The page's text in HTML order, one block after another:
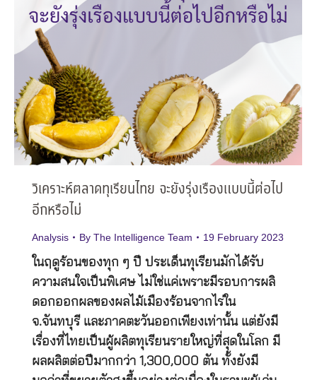
วิเคราะห์ตลาดทุเรียนไทย จะยังรุ่งเรืองแบบนี้ต่อไป
อีกหรือไม่
Analysis By The Intelligence Team 19 February 2023
ในฤดูร้อนของทุก ๆ ปี ประเด็นทุเรียนมักได้รับ
ความสนใจเป็นพิเศษ ไม่ใช่แค่เพราะมีรอบการผลิ
ดอกออกผลของผลไม้เมืองร้อนจากไร่ใน
จ.จันทบุรี และภาคตะวันออกเพียงเท่านั้น แต่ยังมี
เรื่องที่ไทยเป็นผู้ผลิตทุเรียนรายใหญ่ที่สุดในโลก มี
ผลผลิตต่อปีมากกว่า 1,300,000 ตัน ทั้งยังมี